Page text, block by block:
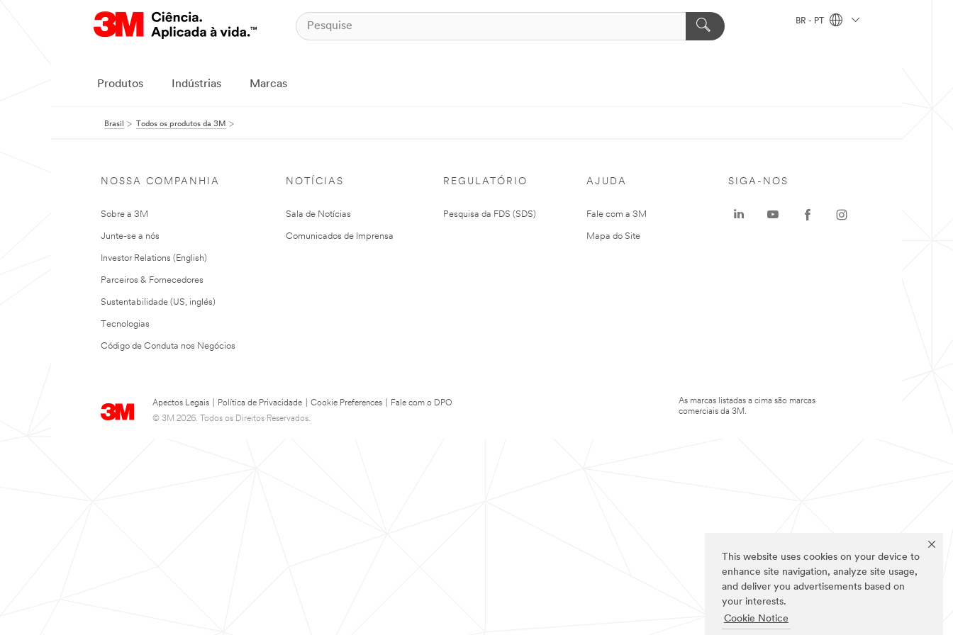
This website uses cookies on your device to
enhance site navigation, analyze site usage,
and deliver you advertisements based on
your interests.
Cookie Notice
BR - PT
Produtos Indústrias Marcas
Brasil Todos os produtos da 3M
NOSSA COMPANHIA
Sobre a 3M
Junte-se a nós
Investor Relations (English)
Parceiros & Fornecedores
Sustentabilidade (US, inglés)
Tecnologias
Código de Conduta nos Negócios
NOTÍCIAS
Sala de Notícias
Comunicados de Imprensa
REGULATÓRIO
Pesquisa da FDS (SDS)
AJUDA
Fale com a 3M
Mapa do Site
Apectos Legais Política de Privacidade Cookie Preferences
Fale com o DPO
© 3M 2026. Todos os Direitos Reservados.
SIGA-NOS
As marcas listadas a cima são marcas
comerciais da 3M.